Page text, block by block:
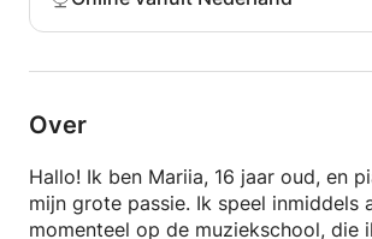
Over
Hallo! Ik ben Mariia, 16 jaar oud, en
mijn grote passie. Ik speel inmiddels
momenteel op de muziekschool, die